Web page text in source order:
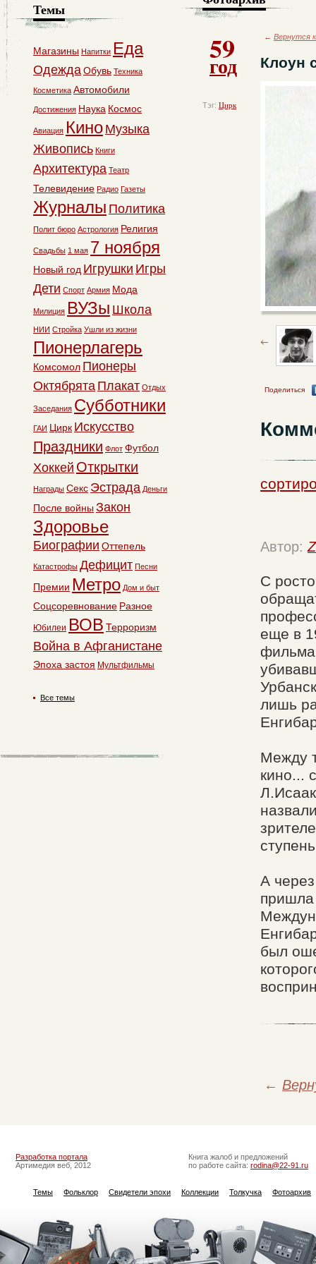
59
год
Тэг: Цирк
← Вернутся
Клоун
Поделиться
Автор:
С
еще в
фильма
лишь
Между
кино...
А
пришла
был
←
Темы
Магазины Напитки Еда
ОдеждаОбувь Техника
Косметика Автомобили
Достижения Наука Космос
Авиация Кино Музыка
Живопись Книги
Архитектура Театр
Телевидение Радио Газеты
Журналы Политика
Полит бюро Астрология Религия
Свадьбы 1 мая 7 ноября
Новый год Игрушки Игры
Дети Спорт Армия Мода
Милиция ВУЗы Школа
НИИ Стройка Ушли из жизни
Пионерлагерь
Комсомол Пионеры
Октябрята Плакат Отдых
Заседания Субботники
ГАИ Цирк Искусство
Праздники Флот Футбол
Хоккей Открытки
Награды Секс Эстрада Деньги
После войны Закон
Здоровье
Биографии Оттепель
Катастрофы Дефицит Песни
Премии Метро Дом и быт
Соцсоревнование Разное
Юбилеи ВОВ Терроризм
Война в Афганистане
Эпоха застоя Мультфильмы
Все темы
Разработка портала
Артимедия веб, 2012
Книга жалоб и предложений
по работе сайта: rodina@22-91.ru
Темы Фольклор Свидетели эпохи Коллекции Толкучка Фотоархив